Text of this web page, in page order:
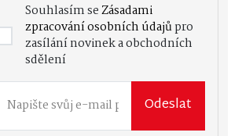
Souhlasím seZásadami
zpracování osobních údajůpro
zasílání novinek a obchodních
sdělení
Odeslat